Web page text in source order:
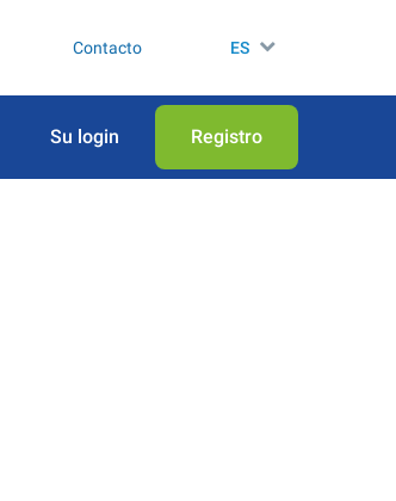
Contacto ES
Su login Registro